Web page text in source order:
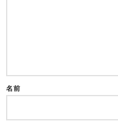
名前